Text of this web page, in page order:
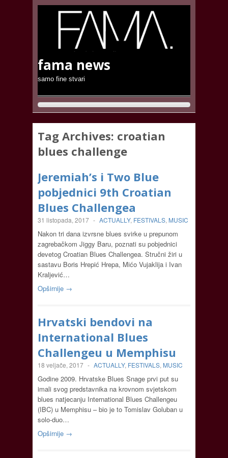
fama news
samo fine stvari
Tag Archives: croatian
blues challenge
Jeremiah’s i Two Blue
pobjednici 9th Croatian
Blues Challengea
31 listopada, 2017 - ACTUALLY, FESTIVALS, MUSIC
Nakon tri dana izvrsne blues svirke u prepunom
zagrebačkom Jiggy Baru, poznati su pobjednici
devetog Croatian Blues Challengea. Stručni žiri u
sastavu Boris Hrepić Hrepa, Mićo Vujaklija i Ivan
Kraljević…
Opširnije →
Hrvatski bendovi na
International Blues
Challengeu u Memphisu
18 veljače, 2017 - ACTUALLY, FESTIVALS, MUSIC
Godine 2009. Hrvatske Blues Snage prvi put su
imali svog predstavnika na krovnom svjetskom
blues natjecanju International Blues Challengeu
(IBC) u Memphisu – bio je to Tomislav Goluban u
solo-duo…
Opširnije →